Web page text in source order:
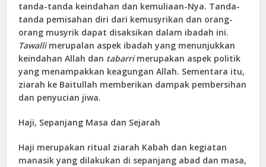
tanda-tanda keindahan dan kemuliaan-Nya. Tanda-
tanda pemisahan diri dari kemusyrikan dan orang-
orang musyrik dapat disaksikan dalam ibadah ini.
Tawallimerupalan aspek ibadah yang menunjukkan
keindahan Allah dan tabarrimerupakan aspek politik
yang menampakkan keagungan Allah. Sementara itu,
ziarah ke Baitullah memberikan dampak pembersihan
dan penyucian jiwa.
Haji, Sepanjang Masa dan Sejarah
Haji merupakan ritual ziarah Kabah dan kegiatan
manasik yang dilakukan di sepanjang abad dan masa,